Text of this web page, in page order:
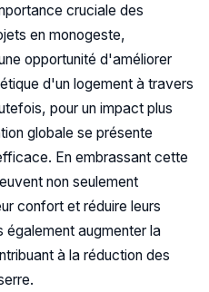
cruciale des
en monogeste,
opportunité d'améliorer
d'un logement à travers
pour un impact plus
globale se présente
En embrassant cette
non seulement
confort et réduire leurs
également augmenter la
à la réduction des